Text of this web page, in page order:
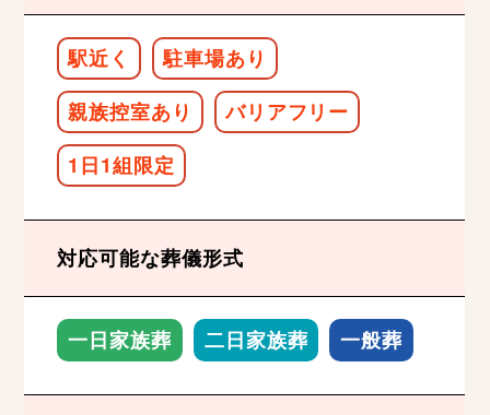
駅近く
駐車場あり
親族控室あり
バリアフリー
1日1組限定
対応可能な葬儀形式
一日家族葬 二日家族葬 一般葬